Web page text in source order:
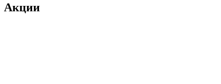
Акции